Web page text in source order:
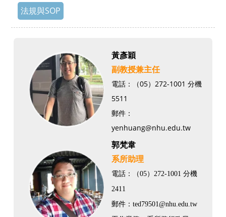
法規與SOP
黃彥穎
副教授兼主任
電話：（05）272-1001 分機
5511
郵件：
yenhuang@nhu.edu.tw
郭梵韋
系所助理
電話：（05）272-1001 分機
2411
郵件：ted79501@nhu.edu.tw